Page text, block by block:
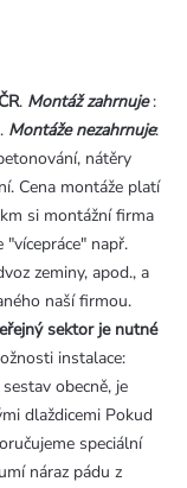
. Montáž zahrnuje:
Montáže nezahrnuje:
nátěry
Cena montáže platí
si montážní firma
např.
zeminy, apod., a
naší firmou.
sektor je nutné
instalace:
obecně, je
dlaždicemi Pokud
speciální
náraz pádu z